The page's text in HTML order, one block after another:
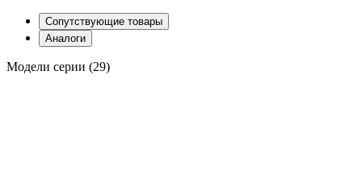
Сопутствующие товары
Аналоги
Модели серии (29)